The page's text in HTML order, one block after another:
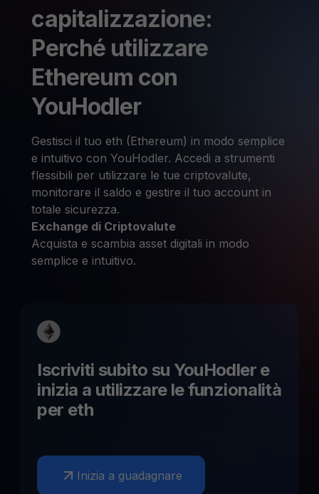
capitalizzazione:
Perché utilizzare
Ethereum con
YouHodler
Gestisci il tuo eth (Ethereum) in modo semplice
e intuitivo con YouHodler. Accedi a strumenti
flessibili per utilizzare le tue criptovalute,
monitorare il saldo e gestire il tuo account in
totale sicurezza.
Exchange di Criptovalute
Acquista e scambia asset digitali in modo
semplice e intuitivo.
Iscriviti subito su YouHodler e
inizia a utilizzare le funzionalità
per eth
Inizia a guadagnare